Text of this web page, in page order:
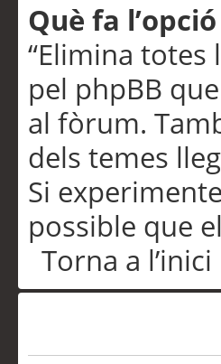
Què fa
“Elimina totes
pel phpBB
al fòrum.
dels temes
Si
possible que
Torna a l’inici